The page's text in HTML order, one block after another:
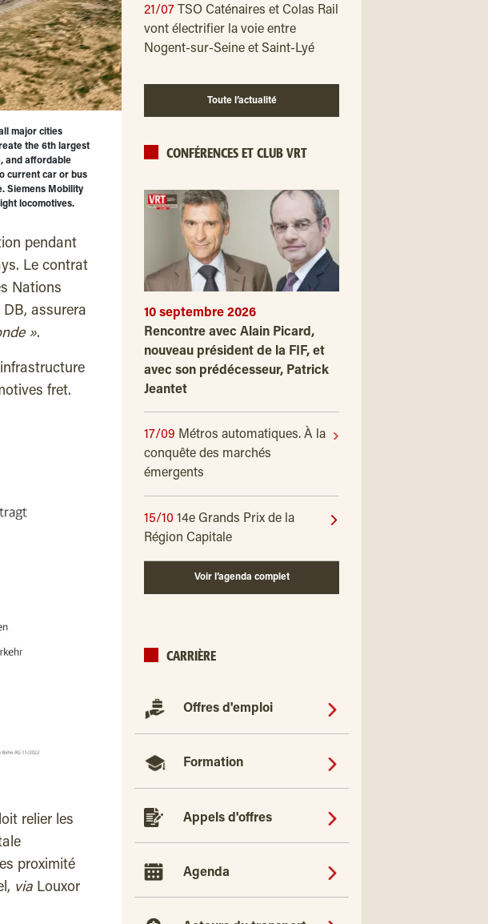
major cities
the 6th largest
and affordable
current car or bus
Siemens Mobility
locomotives.
pendant
Le contrat
Nations
assurera
».
fret.
relier les
proximité
via Louxor
21/07
TSO Caténaires et Colas Rail
vont électrifier la voie entre
Nogent-sur-Seine et Saint-Lyé
Toute l’actualité
CONFÉRENCES ET CLUB VRT
10 septembre 2026
Rencontre avec Alain Picard,
nouveau président de la FIF, et
avec son prédécesseur, Patrick
Jeantet
17/09 Métros automatiques. À la
conquête des marchés
émergents
15/10 14e Grands Prix de la
Région Capitale
Voir l’agenda complet
CARRIÈRE
Offres d'emploi
Formation
Appels d'offres
Agenda